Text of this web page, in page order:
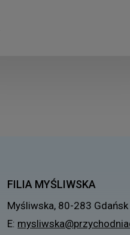
FILIA MYŚLIWSKA
Myśliwska, 80-283 Gdańsk
E: